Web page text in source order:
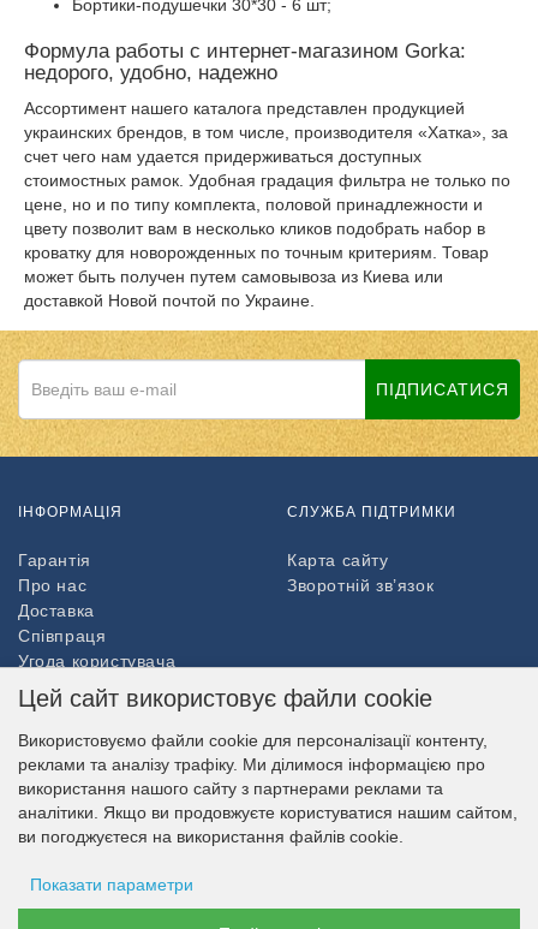
Бортики-подушечки 30*30 - 6 шт;
Формула работы с интернет-магазином Gorka:
недорого, удобно, надежно
Ассортимент нашего каталога представлен продукцией
украинских брендов, в том числе, производителя «Хатка», за
счет чего нам удается придерживаться доступных
стоимостных рамок. Удобная градация фильтра не только по
цене, но и по типу комплекта, половой принадлежности и
цвету позволит вам в несколько кликов подобрать набор в
кроватку для новорожденных по точным критериям. Товар
может быть получен путем самовывоза из Киева или
доставкой Новой почтой по Украине.
ПІДПИСАТИСЯ
ІНФОРМАЦІЯ
Гарантія
Про нас
Доставка
Співпраця
Угода користувача
Повернення товару
СЛУЖБА ПІДТРИМКИ
Карта сайту
Зворотній зв’язок
Партнери
НАШ МАГАЗИН В СОЦМЕРЕЖАХ
Цей сайт використовує файли cookie
Використовуємо файли cookie для персоналізації контенту,
реклами та аналізу трафіку. Ми ділимося інформацією про
використання нашого сайту з партнерами реклами та
аналітики. Якщо ви продовжуєте користуватися нашим сайтом,
ви погоджуєтеся на використання файлів cookie.
Показати параметри